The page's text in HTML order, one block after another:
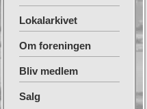
Lokalarkivet
Om foreningen
Bliv medlem
Salg